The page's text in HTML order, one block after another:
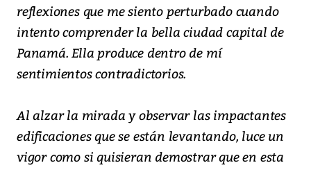
reflexiones que me siento perturbado cuando
intento comprender la bella ciudad capital de
Panamá. Ella produce dentro de mí
sentimientos contradictorios.
Al alzar la mirada y observar las impactantes
edificaciones que se están levantando, luce un
vigor como si quisieran demostrar que en esta